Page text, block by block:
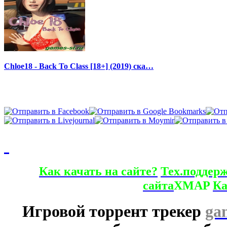
Chloe18 - Back To Class [18+] (2019) ска…
Как качать на сайте?
сайтаXMAP
Игровой торрент трекер